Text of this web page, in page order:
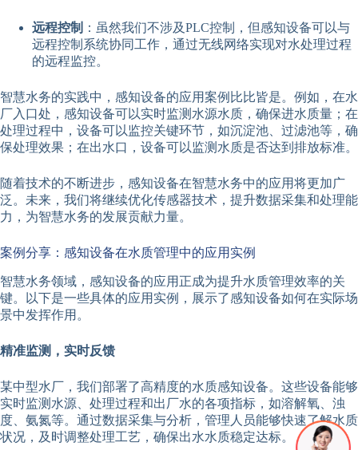
远程控制 ：虽然我们不涉及PLC控制，但感知设备可以与
远程控制系统协同工作，通过无线网络实现对水处理过程
的远程监控。
智慧水务的实践中，感知设备的应用案例比比皆是。例如，在水
厂入口处，感知设备可以实时监测水源水质，确保进水质量；在
处理过程中，设备可以监控关键环节，如沉淀池、过滤池等，确
保处理效果；在出水口，设备可以监测水质是否达到排放标准。
随着技术的不断进步，感知设备在智慧水务中的应用将更加广
泛。未来，我们将继续优化传感器技术，提升数据采集和处理能
力，为智慧水务的发展贡献力量。
案例分享：感知设备在水质管理中的应用实例
智慧水务领域，感知设备的应用正成为提升水质管理效率的关
键。以下是一些具体的应用实例，展示了感知设备如何在实际场
景中发挥作用。
精准监测，实时反馈
某中型水厂，我们部署了高精度的水质感知设备。这些设备能够
实时监测水源、处理过程和出厂水的各项指标，如溶解氧、浊
度、氨氮等。通过数据采集与分析，管理人员能够快速了解水质
状况，及时调整处理工艺，确保出水水质稳定达标。